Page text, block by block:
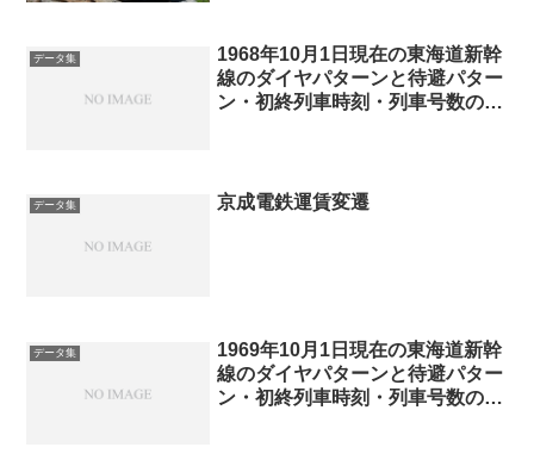
データ集
1968年10月1日現在の東海道新幹
線のダイヤパターンと待避パター
ン・初終列車時刻・列車号数の付
データ集 京成電鉄運賃変遷
データ集
1969年10月1日現在の東海道新幹
線のダイヤパターンと待避パター
ン・初終列車時刻・列車号数の付